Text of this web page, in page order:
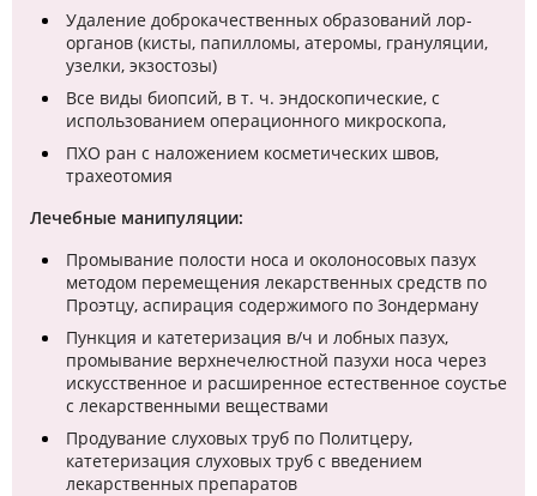
Удаление доброкачественных образований лор-
органов (кисты, папилломы, атеромы, грануляции,
узелки, экзостозы)
Все виды биопсий, в т. ч. эндоскопические, с
использованием операционного микроскопа,
ПХО ран с наложением косметических швов,
трахеотомия
Лечебные манипуляции:
Промывание полости носа и околоносовых пазух
методом перемещения лекарственных средств по
Проэтцу, аспирация содержимого по Зондерману
Пункция и катетеризация в/ч и лобных пазух,
промывание верхнечелюстной пазухи носа через
искусственное и расширенное естественное соустье
с лекарственными веществами
Продувание слуховых труб по Политцеру,
катетеризация слуховых труб с введением
лекарственных препаратов